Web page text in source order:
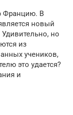
Францию. В
новый
но
из
учеников,
это удается?
и